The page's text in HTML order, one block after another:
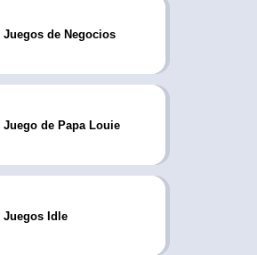
Juegos de Negocios
Juego de Papa Louie
Juegos Idle